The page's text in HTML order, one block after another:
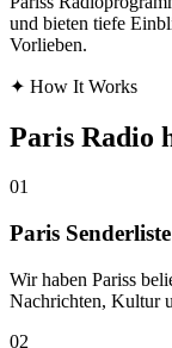
und bieten tiefe
Vorlieben.
✦ How It Works
Paris Radio
01
Paris
Wir haben Pariss
Nachrichten, Kultur
02